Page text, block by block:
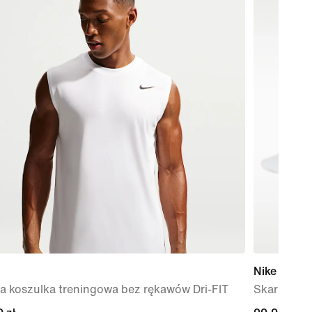
koszulka treningowa bez rękawów Dri-FIT
Nike
Skarpety